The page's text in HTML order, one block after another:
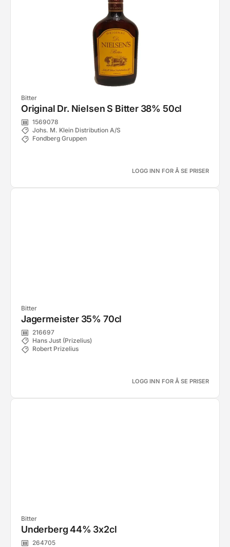
Bitter
Original Dr. Nielsen S Bitter 38% 50cl
1569078
Johs. M. Klein Distribution A/S
Fondberg Gruppen
LOGG INN FOR Å SE PRISER
Bitter
Jagermeister 35% 70cl
216697
Hans Just (Prizelius)
Robert Prizelius
LOGG INN FOR Å SE PRISER
Bitter
Underberg 44% 3x2cl
264705